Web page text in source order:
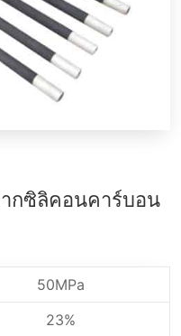
กซิลิคอนคาร์บอน
50MPa
23%